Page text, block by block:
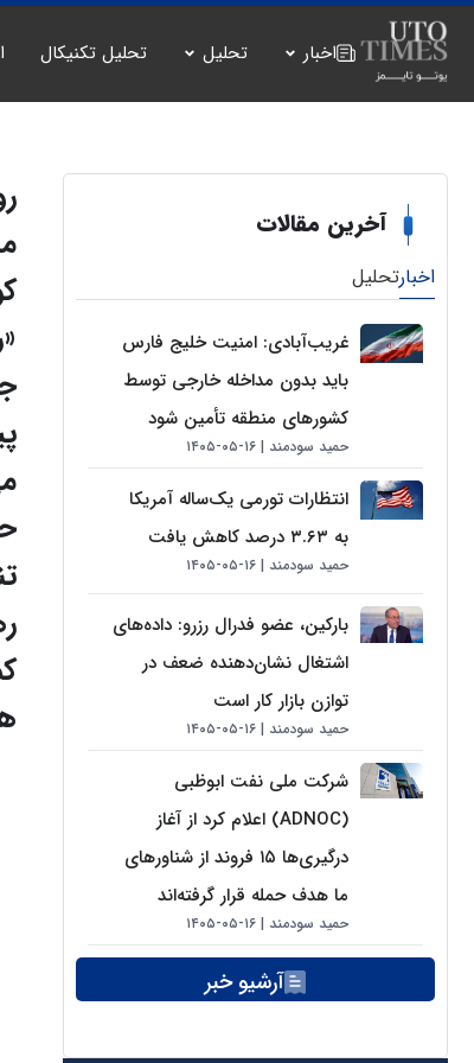
اخبار تحلیل تحلیل تکنیکال
آخرین مقالات
اخبارتحلیل
غریب‌آبادی: امنیت خلیج فارس
باید بدون مداخله خارجی توسط
کشورهای منطقه تأمین شود
حمید سودمند ۱۶-۰۵-۱۴۰۵
انتظارات تورمی یک‌ساله آمریکا
به ۳.۶۳ درصد کاهش یافت
حمید سودمند ۱۶-۰۵-۱۴۰۵
بارکین، عضو فدرال رزرو: داده‌های
اشتغال نشان‌دهنده ضعف در
توازن بازار کار است
حمید سودمند ۱۶-۰۵-۱۴۰۵
شرکت ملی نفت ابوظبی
(ADNOC) اعلام کرد از آغاز
درگیری‌ها ۱۵ فروند از شناورهای
ما هدف حمله قرار گرفته‌اند
حمید سودمند ۱۶-۰۵-۱۴۰۵
آرشیو خبر